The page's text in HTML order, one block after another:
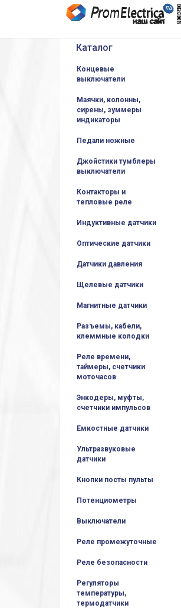
Каталог
Концевые
выключатели
Маячки, колонны,
сирены, зуммеры
индикаторы
Педали ножные
Джойстики тумблеры
выключатели
Контакторы и
тепловые реле
Индуктивные датчики
Оптические датчики
Датчики давления
Щелевые датчики
Магнитные датчики
Разъемы, кабели,
клеммные колодки
Реле времени,
таймеры, счетчики
моточасов
Энкодеры, муфты,
счетчики импульсов
Емкостные датчики
Ультразвуковые
датчики
Кнопки посты пульты
Потенциометры
Выключатели
Реле промежуточные
Реле безопасности
Регуляторы
температуры,
термодатчики